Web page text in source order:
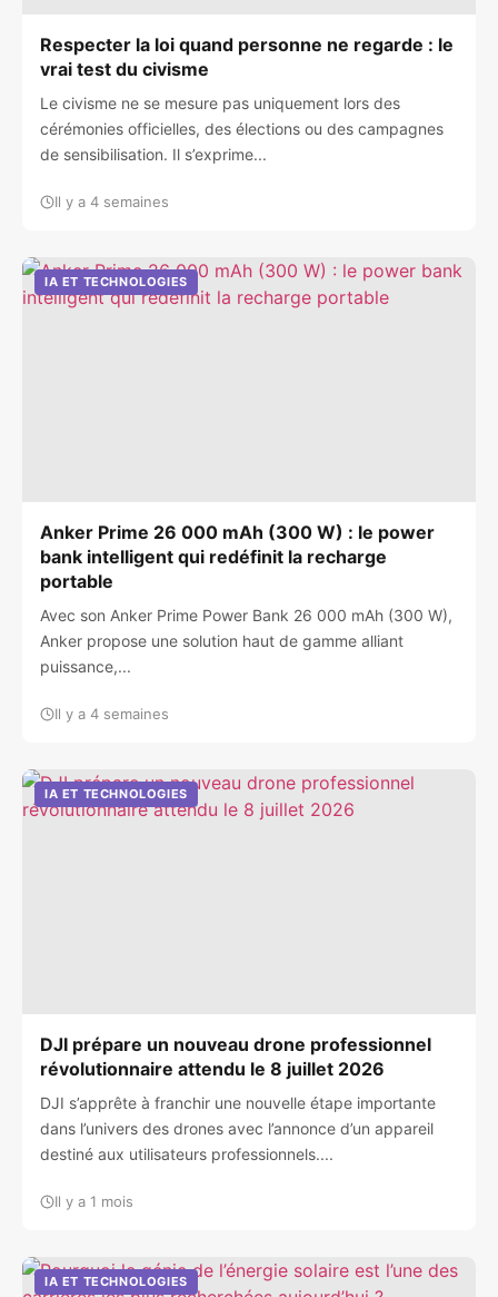
Respecter la loi quand personne ne regarde : le
vrai test du civisme
Le civisme ne se mesure pas uniquement lors des
cérémonies officielles, des élections ou des campagnes
de sensibilisation. Il s’exprime...
Il y a 4 semaines
IA ET TECHNOLOGIES
Anker Prime 26 000 mAh (300 W) : le power
bank intelligent qui redéfinit la recharge
portable
Avec son Anker Prime Power Bank 26 000 mAh (300 W),
Anker propose une solution haut de gamme alliant
puissance,...
Il y a 4 semaines
IA ET TECHNOLOGIES
DJI prépare un nouveau drone professionnel
révolutionnaire attendu le 8 juillet 2026
DJI s’apprête à franchir une nouvelle étape importante
dans l’univers des drones avec l’annonce d’un appareil
destiné aux utilisateurs professionnels....
Il y a 1 mois
IA ET TECHNOLOGIES